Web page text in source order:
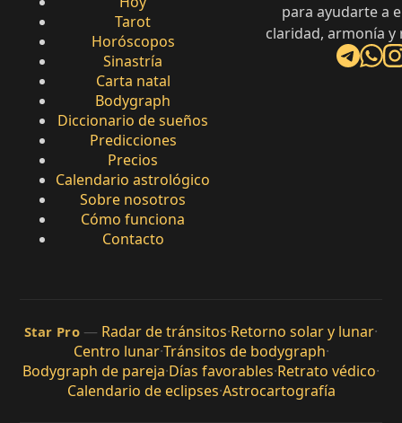
Tarot
Horóscopos
Sinastría
Carta natal
Bodygraph
Diccionario de sueños
Predicciones
Precios
Calendario astrológico
Sobre nosotros
Cómo funciona
Contacto
para ayudarte a
claridad, armonía y
Star Pro — Radar de tránsitos·Retorno solar y lunar·
Centro lunar·Tránsitos de bodygraph·
Bodygraph de pareja·Días favorables·Retrato védico·
Calendario de eclipses·Astrocartografía